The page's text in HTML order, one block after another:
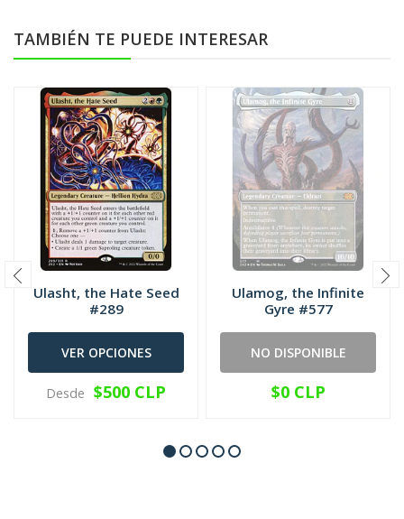
TAMBIÉN TE PUEDE INTERESAR
Ulasht, the Hate Seed
#289
VER OPCIONES
Desde $500 CLP
Ulamog, the Infinite
Gyre #577
NO DISPONIBLE
$0 CLP